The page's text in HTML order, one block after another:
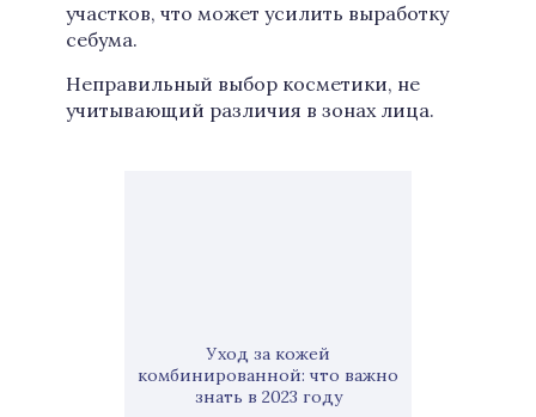
участков, что может усилить выработку
себума.
Неправильный выбор косметики, не
учитывающий различия в зонах лица.
Уход за кожей
комбинированной: что важно
знать в 2023 году